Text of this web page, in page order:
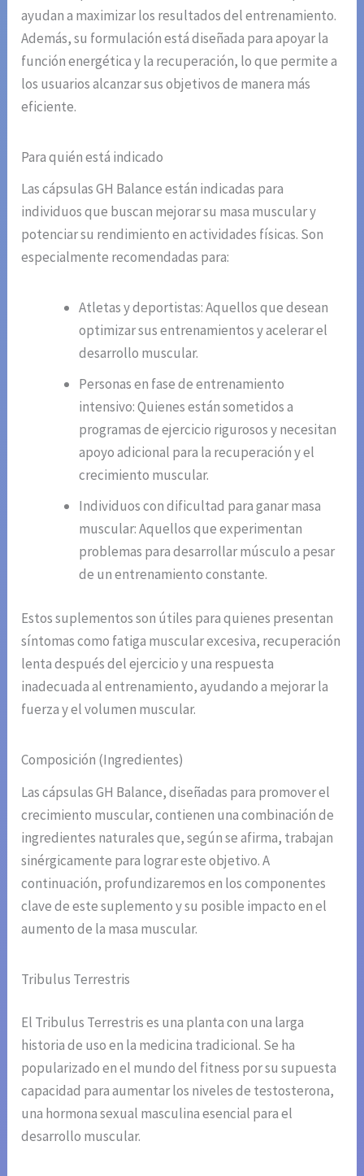
ayudan a maximizar los resultados del entrenamiento.
Además, su formulación está diseñada para apoyar la
función energética y la recuperación, lo que permite a
los usuarios alcanzar sus objetivos de manera más
eficiente.
Para quién está indicado
Las cápsulas GH Balance están indicadas para
individuos que buscan mejorar su masa muscular y
potenciar su rendimiento en actividades físicas. Son
especialmente recomendadas para:
Atletas y deportistas: Aquellos que desean
optimizar sus entrenamientos y acelerar el
desarrollo muscular.
Personas en fase de entrenamiento
intensivo: Quienes están sometidos a
programas de ejercicio rigurosos y necesitan
apoyo adicional para la recuperación y el
crecimiento muscular.
Individuos con dificultad para ganar masa
muscular: Aquellos que experimentan
problemas para desarrollar músculo a pesar
de un entrenamiento constante.
Estos suplementos son útiles para quienes presentan
síntomas como fatiga muscular excesiva, recuperación
lenta después del ejercicio y una respuesta
inadecuada al entrenamiento, ayudando a mejorar la
fuerza y el volumen muscular.
Composición (Ingredientes)
Las cápsulas GH Balance, diseñadas para promover el
crecimiento muscular, contienen una combinación de
ingredientes naturales que, según se afirma, trabajan
sinérgicamente para lograr este objetivo. A
continuación, profundizaremos en los componentes
clave de este suplemento y su posible impacto en el
aumento de la masa muscular.
Tribulus Terrestris
El Tribulus Terrestris es una planta con una larga
historia de uso en la medicina tradicional. Se ha
popularizado en el mundo del fitness por su supuesta
capacidad para aumentar los niveles de testosterona,
una hormona sexual masculina esencial para el
desarrollo muscular.